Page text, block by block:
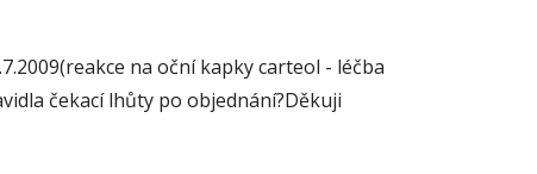
na oční kapky carteol - léčba
čekací lhůty po objednání?Děkuji